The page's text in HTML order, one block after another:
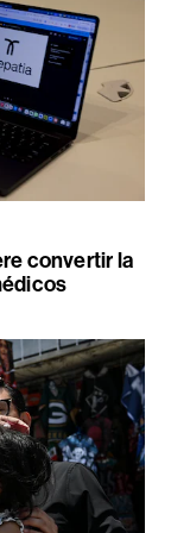
convertir la